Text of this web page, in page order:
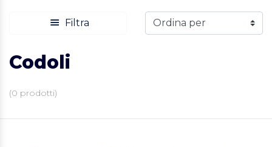
Filtra
Codoli
(0 prodotti)